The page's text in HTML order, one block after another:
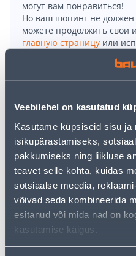
Veebilehel on kasutatud
Kasutame küpsiseid sisu ja
isikupärastamiseks,
pakkumiseks ning liikluse
teavet selle kohta, kuidas
sotsiaalse meedia,
võivad seda kombineerida
esitanud või mida nad on
kasutamise käigus.
могут вам понравиться!
Но ваш шопинг не должен
можете продолжить свои
главную страницу или
варианты. Удачных
• Moodulprügikastidest
sorteerimise lihtsaks.
• 3 x 20-liitrise
on üksteise otsa
• Mõõtmed kokkupandult
29,3 x 39,2 x 100,5 cm.
• 14-päevane
Доставка невозможна